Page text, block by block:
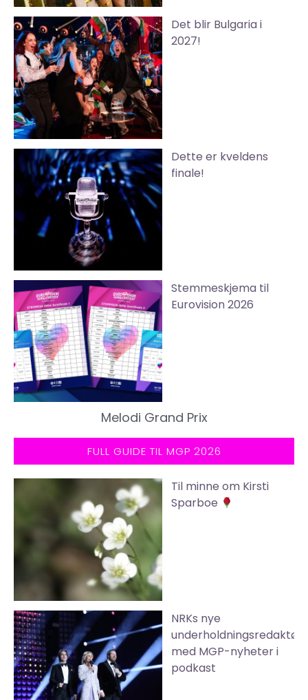
Det blir Bulgaria i
2027!
Dette er kveldens
finale!
Stemmeskjema til
Eurovision 2026
Melodi Grand Prix
FULL GUIDE TIL MGP 2026
Til minne om Kirsti
Sparboe
NRKs nye
underholdningsredaktør
med MGP-nyheter i
podkast